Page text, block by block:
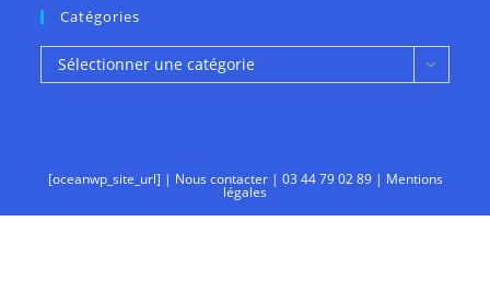
Catégories
Catégories
Sélectionner une catégorie
[oceanwp_site_url] | Nous contacter| 03 44 79 02 89| Mentions
légales